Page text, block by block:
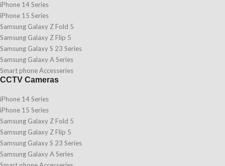
iPhone 14 Series
iPhone 15 Series
Samsung Galaxy Z Fold 5
Samsung Galaxy Z Flip 5
Samsung Galaxy S 23 Series
Samsung Galaxy A Series
Smart phone Accesseries
CCTV Cameras
iPhone 14 Series
iPhone 15 Series
Samsung Galaxy Z Fold 5
Samsung Galaxy Z Flip 5
Samsung Galaxy S 23 Series
Samsung Galaxy A Series